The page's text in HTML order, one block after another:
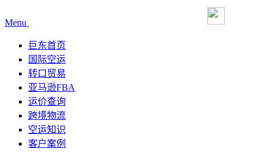
Menu
巨东首页
国际空运
转口贸易
亚马逊FBA
运价查询
跨境物流
空运知识
客户案例